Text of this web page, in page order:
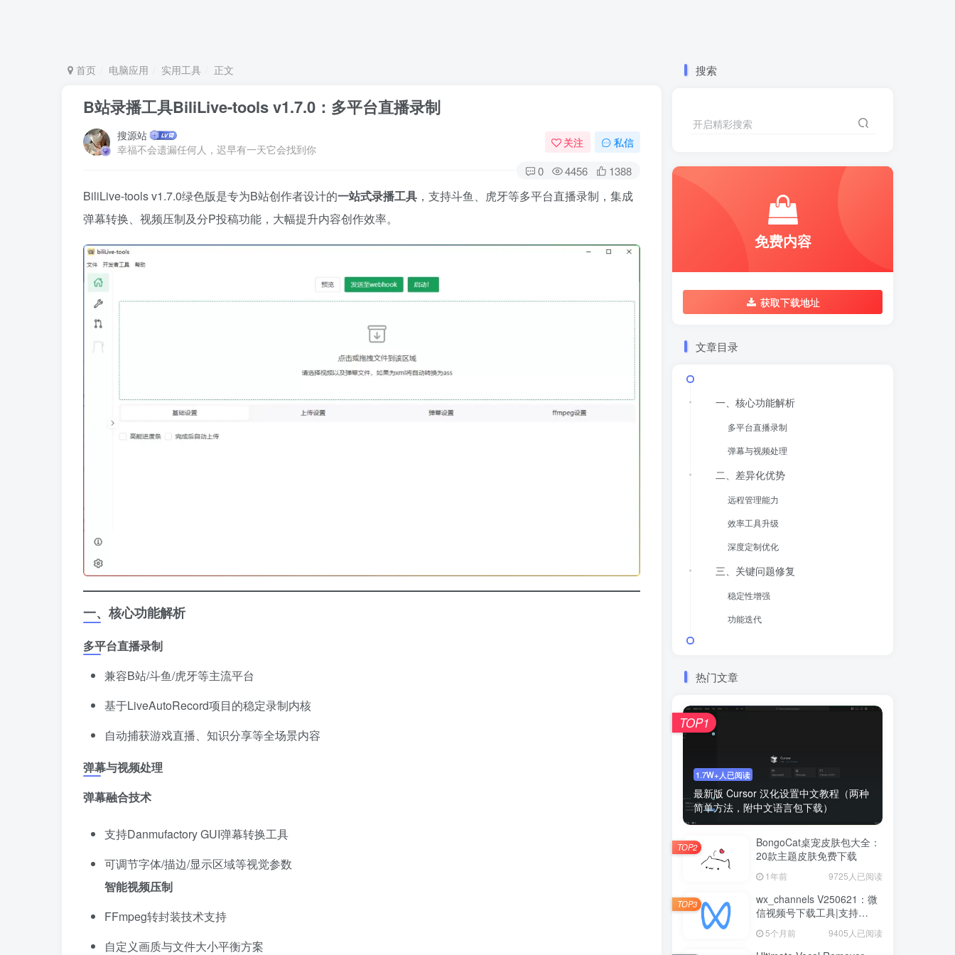
首页 电脑应用 实用工具 正文
B站录播工具BiliLive-tools v1.7.0：多平台直播录制
搜源站
幸福不会遗漏任何人，迟早有一天它会找到你
关注 私信
0 4456 1388
BiliLive-tools v1.7.0绿色版是专为B站创作者设计的一站式录播工具 ，支持斗鱼、虎牙等多平台直播录制，集成
弹幕转换、视频压制及分P投稿功能，大幅提升内容创作效率。
一、核心功能解析
多平台直播录制
兼容B站/斗鱼/虎牙等主流平台
基于LiveAutoRecord项目的稳定录制内核
自动捕获游戏直播、知识分享等全场景内容
弹幕与视频处理
弹幕融合技术
支持Danmufactory GUI弹幕转换工具
可调节字体/描边/显示区域等视觉参数
智能视频压制
FFmpeg转封装技术支持
自定义画质与文件大小平衡方案
搜索
开启精彩搜索
免费内容
获取下载地址
文章目录
一、核心功能解析
多平台直播录制
弹幕与视频处理
二、差异化优势
远程管理能力
效率工具升级
深度定制优化
三、关键问题修复
稳定性增强
功能迭代
热门文章
1.7W+人已阅读
最新版 Cursor 汉化设置中文教程（两种
简单方法，附中文语言包下载）
TOP1
BongoCat桌宠皮肤包大全：
20款主题皮肤免费下载
1年前 9725人已阅读
TOP2
wx_channels V250621：微
信视频号下载工具|支持
Win/macOS
5个月前 9405人已阅读
TOP3